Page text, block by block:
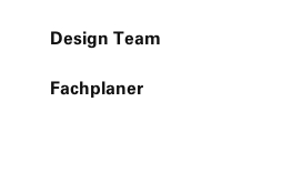
Design Team
Fachplaner